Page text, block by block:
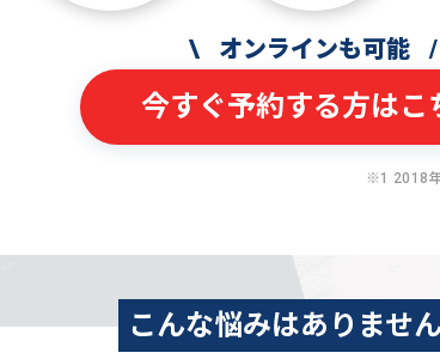
\ オンラインも可能 /
今すぐ予約する方はこ
※1 2018
こんな悩みはありませ